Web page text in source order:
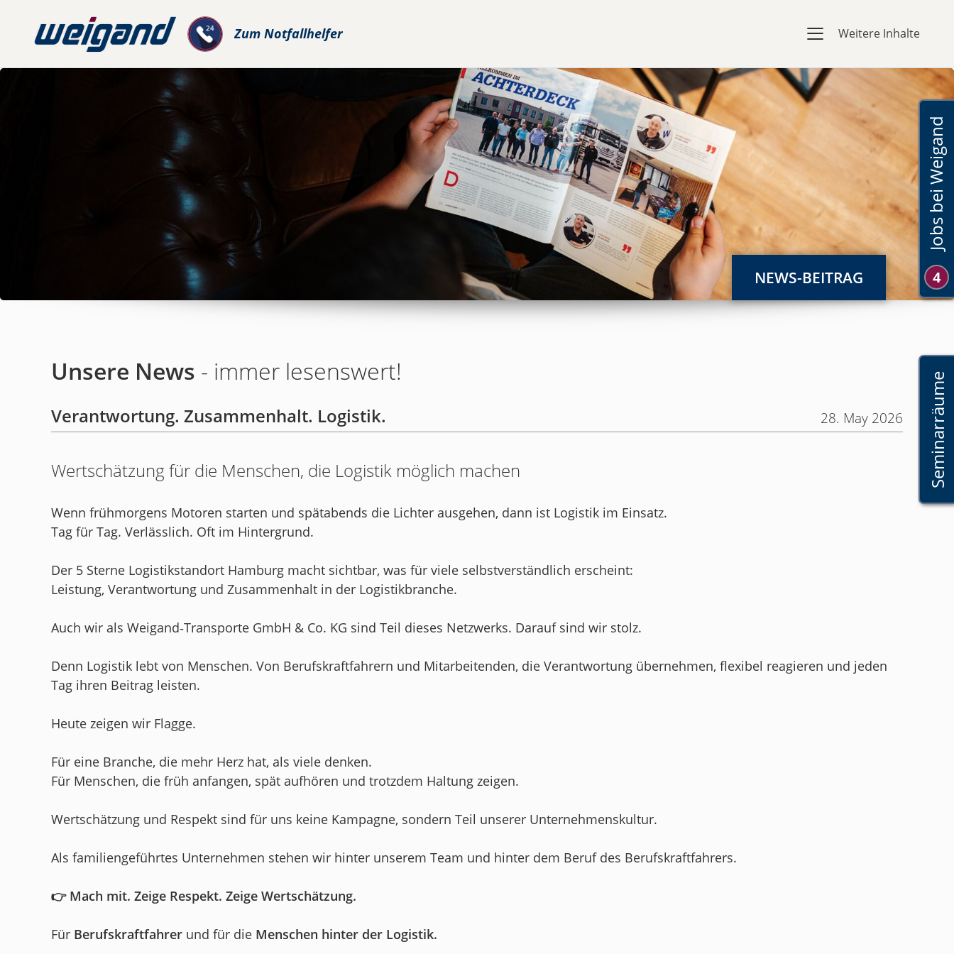
Zum Notfallhelfer Weitere Inhalte
NEWS-BEITRAG
Jobs bei Weigand
4
Seminarräume
Unsere News - immer lesenswert!
Verantwortung. Zusammenhalt. Logistik. 28. May 2026
Wertschätzung für die Menschen, die Logistik möglich machen
Wenn frühmorgens Motoren starten und spätabends die Lichter ausgehen, dann ist Logistik im Einsatz.
Tag für Tag. Verlässlich. Oft im Hintergrund.
Der 5 Sterne Logistikstandort Hamburg macht sichtbar, was für viele selbstverständlich erscheint:
Leistung, Verantwortung und Zusammenhalt in der Logistikbranche.
Auch wir als Weigand‑Transporte GmbH & Co. KG sind Teil dieses Netzwerks. Darauf sind wir stolz.
Denn Logistik lebt von Menschen. Von Berufskraftfahrern und Mitarbeitenden, die Verantwortung übernehmen, flexibel reagieren und jeden
Tag ihren Beitrag leisten.
Heute zeigen wir Flagge.
Für eine Branche, die mehr Herz hat, als viele denken.
Für Menschen, die früh anfangen, spät aufhören und trotzdem Haltung zeigen.
Wertschätzung und Respekt sind für uns keine Kampagne, sondern Teil unserer Unternehmenskultur.
Als familiengeführtes Unternehmen stehen wir hinter unserem Team und hinter dem Beruf des Berufskraftfahrers.
👉 Mach mit. Zeige Respekt. Zeige Wertschätzung.
Für Berufskraftfahrer und für die Menschen hinter der Logistik.